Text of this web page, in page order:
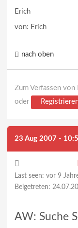
Erich
von: Erich
nach oben
Zum Verfassen
oder
23 Aug 2007 -
Last seen: vor 9
Beigetreten:
AW: Suche